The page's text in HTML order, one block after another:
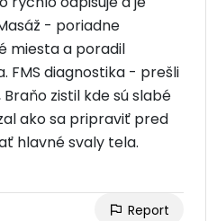
- poriadne
miesta a poradil
FMS diagnostika - prešli
zistil kde sú slabé
ako sa pripraviť pred
hlavné svaly tela.
Report